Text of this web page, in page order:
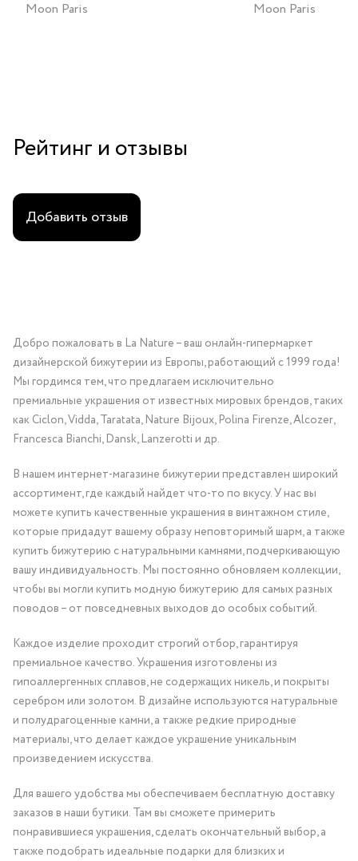
Moon Paris Moon Paris
Рейтинг и отзывы
Добавить отзыв
Добро пожаловать в La Nature – ваш онлайн-гипермаркет
дизайнерской бижутерии из Европы, работающий с 1999 года!
Мы гордимся тем, что предлагаем исключительно
премиальные украшения от известных мировых брендов, таких
как Ciclon, Vidda, Taratata, Nature Bijoux, Polina Firenze, Alcozer,
Francesca Bianchi, Dansk, Lanzerotti и др.
В нашем интернет-магазине бижутерии представлен широкий
ассортимент, где каждый найдет что-то по вкусу. У нас вы
можете купить качественные украшения в винтажном стиле,
которые придадут вашему образу неповторимый шарм, а также
купить бижутерию с натуральными камнями, подчеркивающую
вашу индивидуальность. Мы постоянно обновляем коллекции,
чтобы вы могли купить модную бижутерию для самых разных
поводов – от повседневных выходов до особых событий.
Каждое изделие проходит строгий отбор, гарантируя
премиальное качество. Украшения изготовлены из
гипоаллергенных сплавов, не содержащих никель, и покрыты
серебром или золотом. В дизайне используются натуральные
и полудрагоценные камни, а также редкие природные
материалы, что делает каждое украшение уникальным
произведением искусства.
Для вашего удобства мы обеспечиваем бесплатную доставку
заказов в наши бутики. Там вы сможете примерить
понравившиеся украшения, сделать окончательный выбор, а
также подобрать идеальные подарки для близких и